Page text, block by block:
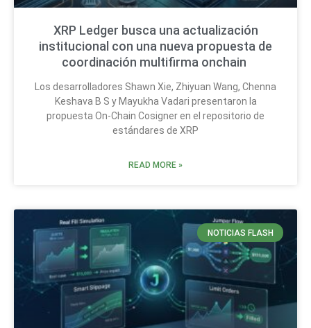
XRP Ledger busca una actualización
institucional con una nueva propuesta de
coordinación multifirma onchain
Los desarrolladores Shawn Xie, Zhiyuan Wang, Chenna
Keshava B S y Mayukha Vadari presentaron la
propuesta On-Chain Cosigner en el repositorio de
estándares de XRP
READ MORE »
NOTICIAS FLASH